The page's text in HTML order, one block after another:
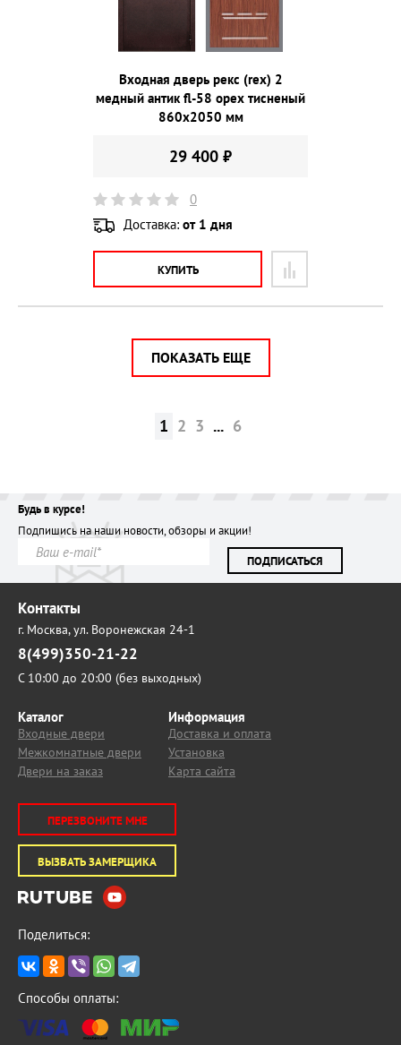
Входная дверь рекс (rex) 2
медный антик fl-58 орех тисненый
860х2050 мм
29 400 ₽
0
Доставка: от 1 дня
КУПИТЬ
ПОКАЗАТЬ ЕЩЕ
1 2 3 ... 6
Будь в курсе!
Подпишись на наши новости, обзоры и акции!
ПОДПИСАТЬСЯ
Контакты
г. Москва,ул. Воронежская 24-1
8(499)350-21-22
С 10:00 до 20:00 (без выходных)
Каталог
Входные двери
Межкомнатные двери
Двери на заказ
Информация
Доставка и оплата
Установка
Карта сайта
ПЕРЕЗВОНИТЕ МНЕ
ВЫЗВАТЬ ЗАМЕРЩИКА
Поделиться:
Способы оплаты: